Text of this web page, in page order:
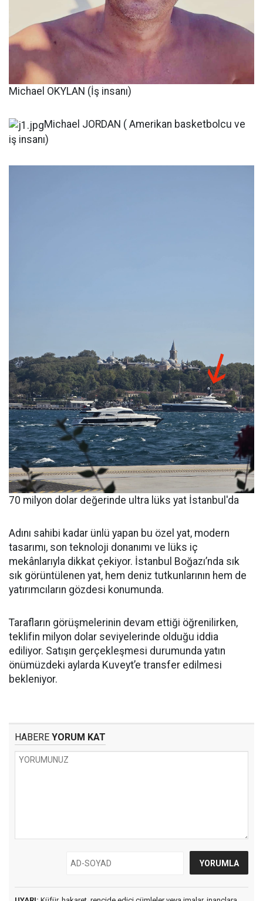
Michael OKYLAN (İş insanı)
Michael JORDAN ( Amerikan basketbolcu ve
iş insanı)
70 milyon dolar değerinde ultra lüks yat İstanbul'da
Adını sahibi kadar ünlü yapan bu özel yat, modern
tasarımı, son teknoloji donanımı ve lüks iç
mekânlarıyla dikkat çekiyor. İstanbul Boğazı’nda sık
sık görüntülenen yat, hem deniz tutkunlarının hem de
yatırımcıların gözdesi konumunda.
Tarafların görüşmelerinin devam ettiği öğrenilirken,
teklifin milyon dolar seviyelerinde olduğu iddia
ediliyor. Satışın gerçekleşmesi durumunda yatın
önümüzdeki aylarda Kuveyt’e transfer edilmesi
bekleniyor.
HABERE YORUM KAT